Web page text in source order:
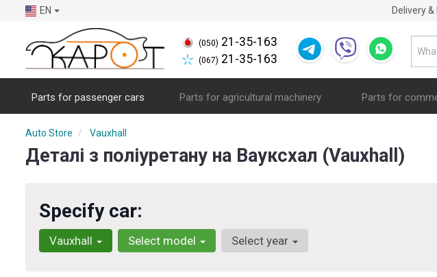
EN Delivery
(050) 21-35-163
(067) 21-35-163
Parts for passenger cars Parts for agricultural machinery Parts for
Auto Store Vauxhall
Деталі з поліуретану на Вауксхал (Vauxhall)
Specify car:
Vauxhall Select model Select year